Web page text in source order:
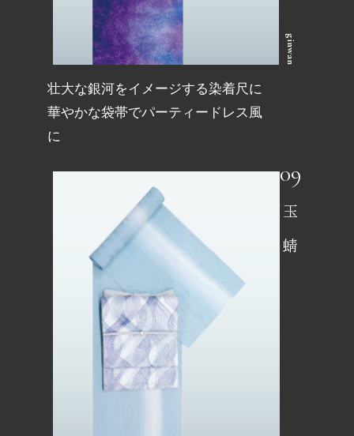
ginwan
壮大な銀河をイメージする染着尺に
華やかな袋帯でパーティードレス風
に
玉蜻